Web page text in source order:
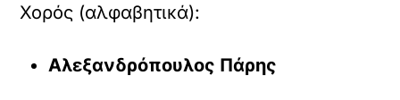
Χορός (αλφαβητικά):
Αλεξανδρόπουλος Πάρης